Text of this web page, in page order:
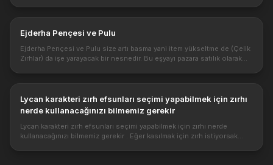
Ejderha Pençesi ve Pulu
Ejderha Pençesi ve Pulu size artı basma yani item yükseltme de (Çelik
Zırhlar) da işe yarayacak bir nesnedir. Bu eşyayı pazara satılık olarak
Lycan karakteri zırh efsunları seçimi yapabilmek için zırhı
nerde kullanacağınızı bilmemiz gerekir
Lycan karakteri zırh efsunları seçimi yapabilmek için zırhı nerde
kullanacağınızı bilmemiz gerekir . Eğer kasılmak için zırh istiyorsak